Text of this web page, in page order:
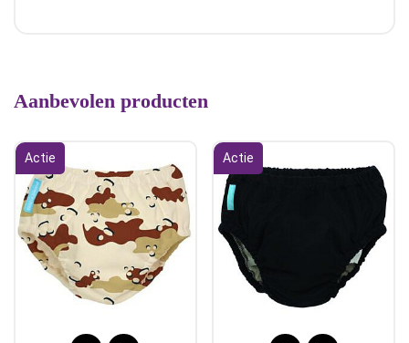
Aanbevolen producten
Actie Actie